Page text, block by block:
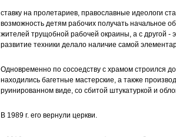
ставку на пролетариев, православные идеологи
возможность детям рабочих получать начальное
жителей трущобной рабочей окраины, а с другой -
развитие техники делало наличие самой
Одновременно по сосоедству с храмом строился
находились багетные мастерские, а также
руинированном виде, со сбитой штукатуркой и
В 1989 г. его вернули церкви.